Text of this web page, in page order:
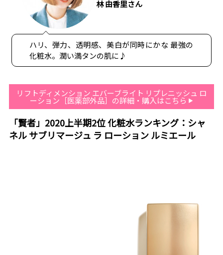
林 由香里さん
ハリ、弾力、透明感、美白が同時にかな 最強の
化粧水。潤い満タンの肌に♪
リフトディメンション エバーブライト リプレニッシュ ロ
ーション［医薬部外品］の詳細・購入はこちら
「賢者」2020上半期2位 化粧水ランキング：シャ
ネル サブリマージュ ラ ローション ルミエール